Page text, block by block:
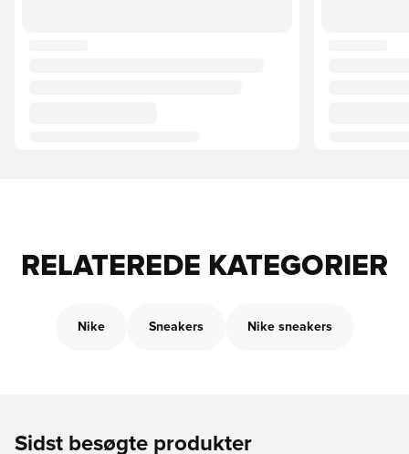
RELATEREDE KATEGORIER
Nike Sneakers Nike sneakers
Sidst besøgte produkter